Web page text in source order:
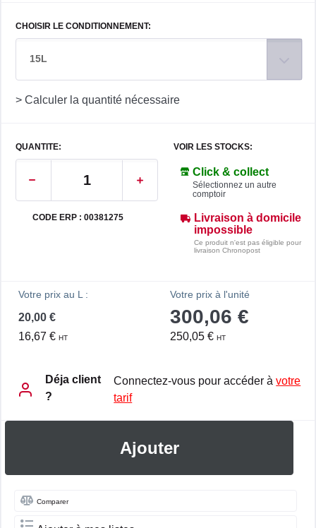
CHOISIR LE CONDITIONNEMENT:
15L
> Calculer la quantité nécessaire
QUANTITE:
CODE ERP : 00381275
VOIR LES STOCKS:
Click & collect
Sélectionnez un autre
comptoir
Livraison à domicile
impossible
Ce produit n'est pas éligible pour
livraison Chronopost
Votre prix au L :
20,00 €
16,67 € HT
Votre prix à l'unité
300,06 €
250,05 € HT
Déja client
?
Connectez-vous pour accéder àvotre
tarif
Ajouter
Comparer